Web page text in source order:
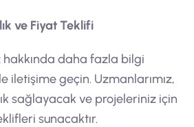
ve Fiyat Teklifi
hakkında daha fazla bilgi
iletişime geçin. Uzmanlarımız,
sağlayacak ve projeleriniz için
sunacaktır.